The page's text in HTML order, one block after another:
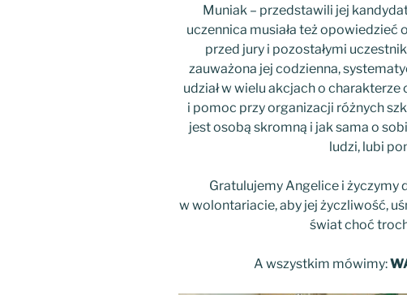
Muniak – przedstawili jej
uczennica musiała też
przed jury i pozostałymi
zauważona jej codzienna,
udział w wielu akcjach o
i pomoc przy organizacji różnych
jest osobą skromną i jak sama o
ludzi, lubi
Gratulujemy Angelice i życzymy
w wolontariacie, aby jej życzliwość,
świat choć
A wszystkim mówimy: